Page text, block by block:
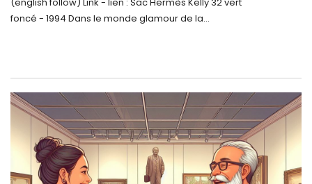
July 2023
April 2023
March 2023
February 2023
January 2023
(english follow) Link - lien : Sac Hermès Kelly 32 vert
foncé - 1994 Dans le monde glamour de la...